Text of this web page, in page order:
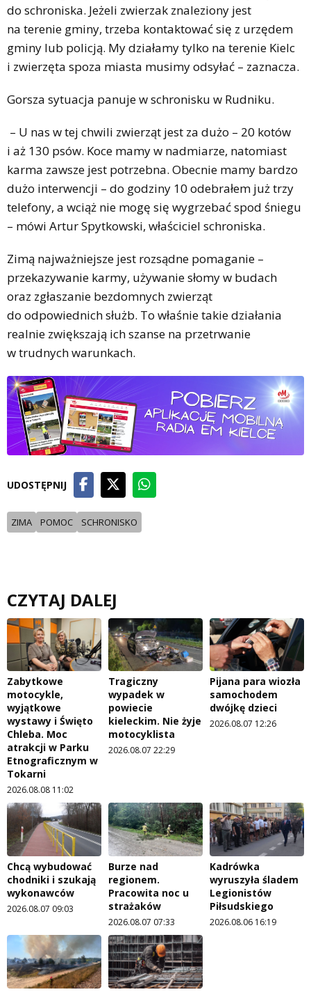
do schroniska. Jeżeli zwierzak znaleziony jest
na terenie gminy, trzeba kontaktować się z urzędem
gminy lub policją. My działamy tylko na terenie Kielc
i zwierzęta spoza miasta musimy odsyłać – zaznacza.
Gorsza sytuacja panuje w schronisku w Rudniku.
– U nas w tej chwili zwierząt jest za dużo – 20 kotów
i aż 130 psów. Koce mamy w nadmiarze, natomiast
karma zawsze jest potrzebna. Obecnie mamy bardzo
dużo interwencji – do godziny 10 odebrałem już trzy
telefony, a wciąż nie mogę się wygrzebać spod śniegu
– mówi Artur Spytkowski, właściciel schroniska.
Zimą najważniejsze jest rozsądne pomaganie –
przekazywanie karmy, używanie słomy w budach
oraz zgłaszanie bezdomnych zwierząt
do odpowiednich służb. To właśnie takie działania
realnie zwiększają ich szanse na przetrwanie
w trudnych warunkach.
UDOSTĘPNIJ
ZIMA POMOC SCHRONISKO
CZYTAJ DALEJ
Zabytkowe
motocykle,
wyjątkowe
wystawy i Święto
Chleba. Moc
atrakcji w Parku
Etnograficznym w
Tokarni
2026.08.08 11:02
Tragiczny
wypadek w
powiecie
kieleckim. Nie żyje
motocyklista
2026.08.07 22:29
Pijana para wiozła
samochodem
dwójkę dzieci
2026.08.07 12:26
Chcą wybudować
chodniki i szukają
wykonawców
2026.08.07 09:03
Burze nad
regionem.
Pracowita noc u
strażaków
2026.08.07 07:33
Kadrówka
wyruszyła śladem
Legionistów
Piłsudskiego
2026.08.06 16:19